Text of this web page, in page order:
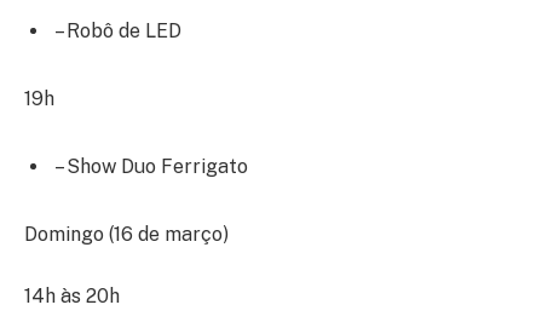
– Robô de LED
19h
– Show Duo Ferrigato
Domingo (16 de março)
14h às 20h